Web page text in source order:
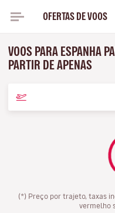
OFERTAS DE VOOS
VOOS PARA ESPANHA
PARTIR DE APENAS
(*) Preço por trajeto, taxas
vermelho